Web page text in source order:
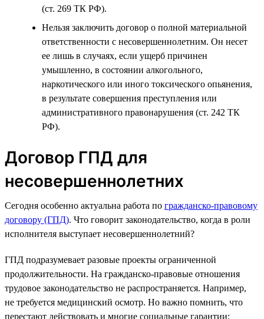
(ст. 269 ТК РФ).
Нельзя заключить договор о полной материальной
ответственности с несовершеннолетним. Он несет
ее лишь в случаях, если ущерб причинен
умышленно, в состоянии алкогольного,
наркотического или иного токсического опьянения,
в результате совершения преступления или
административного правонарушения (ст. 242 ТК
РФ).
Договор ГПД для
несовершеннолетних
Сегодня особенно актуальна работа по гражданско-правовому
договору (ГПД). Что говорит законодательство, когда в роли
исполнителя выступает несовершеннолетний?
ГПД подразумевает разовые проекты ограниченной
продолжительности. На гражданско-правовые отношения
трудовое законодательство не распространяется. Например,
не требуется медицинский осмотр. Но важно помнить, что
перестают действовать и многие социальные гарантии: